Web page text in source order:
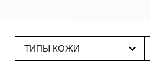
ТИПЫ КОЖИ